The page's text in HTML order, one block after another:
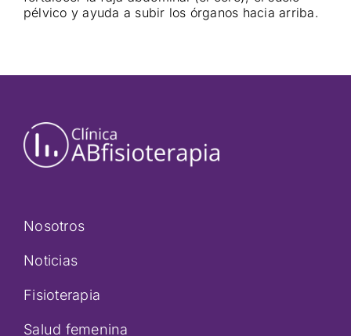
pélvico y ayuda a subir los órganos hacia arriba.
Nosotros
Noticias
Fisioterapia
Salud femenina